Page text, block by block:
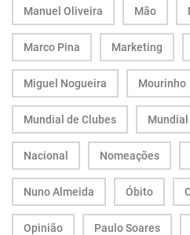
Manuel Oliveira Mão
Marco Pina Marketing
Miguel Nogueira Mourinho
Mundial de Clubes Mundial
Nacional Nomeações
Nuno Almeida Óbito
Opinião Paulo Soares